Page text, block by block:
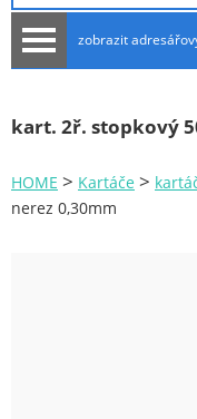
zobrazit
NOVINKY
Plachty
kart. 2ř. stopkový
HOME > Kartáče >
nerez 0,30mm